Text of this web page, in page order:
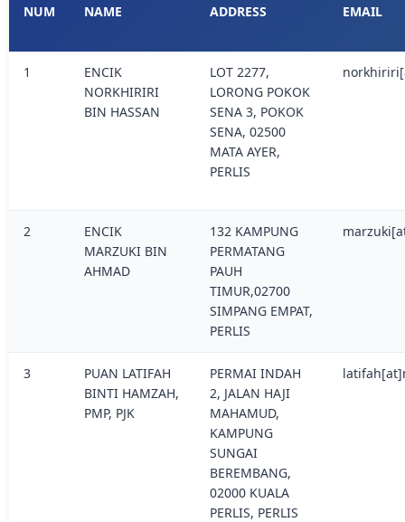
NUM NAME ADDRESS EMAIL
1
ENCIK
NORKHIRIRI
BIN HASSAN
LOT 2277,
LORONG POKOK
SENA 3, POKOK
SENA, 02500
MATA AYER,
PERLIS
2
ENCIK
MARZUKI BIN
AHMAD
132 KAMPUNG
PERMATANG
PAUH
TIMUR,02700
SIMPANG EMPAT,
PERLIS
3
PUAN LATIFAH
BINTI HAMZAH,
PMP, PJK
PERMAI INDAH
2, JALAN HAJI
MAHAMUD,
KAMPUNG
SUNGAI
BEREMBANG,
02000 KUALA
PERLIS, PERLIS